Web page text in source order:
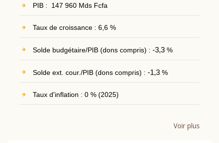
PIB : 147 960 Mds Fcfa
Taux de croissance : 6,6 %
Solde budgétaire/PIB (dons compris) : -3,3%
Solde ext. cour./PIB (dons compris) : -1,3%
Taux d'inflation : 0 % (2025)
Voir plus